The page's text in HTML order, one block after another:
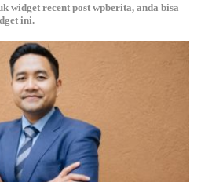
widget recent post wpberita, anda bisa
ini.